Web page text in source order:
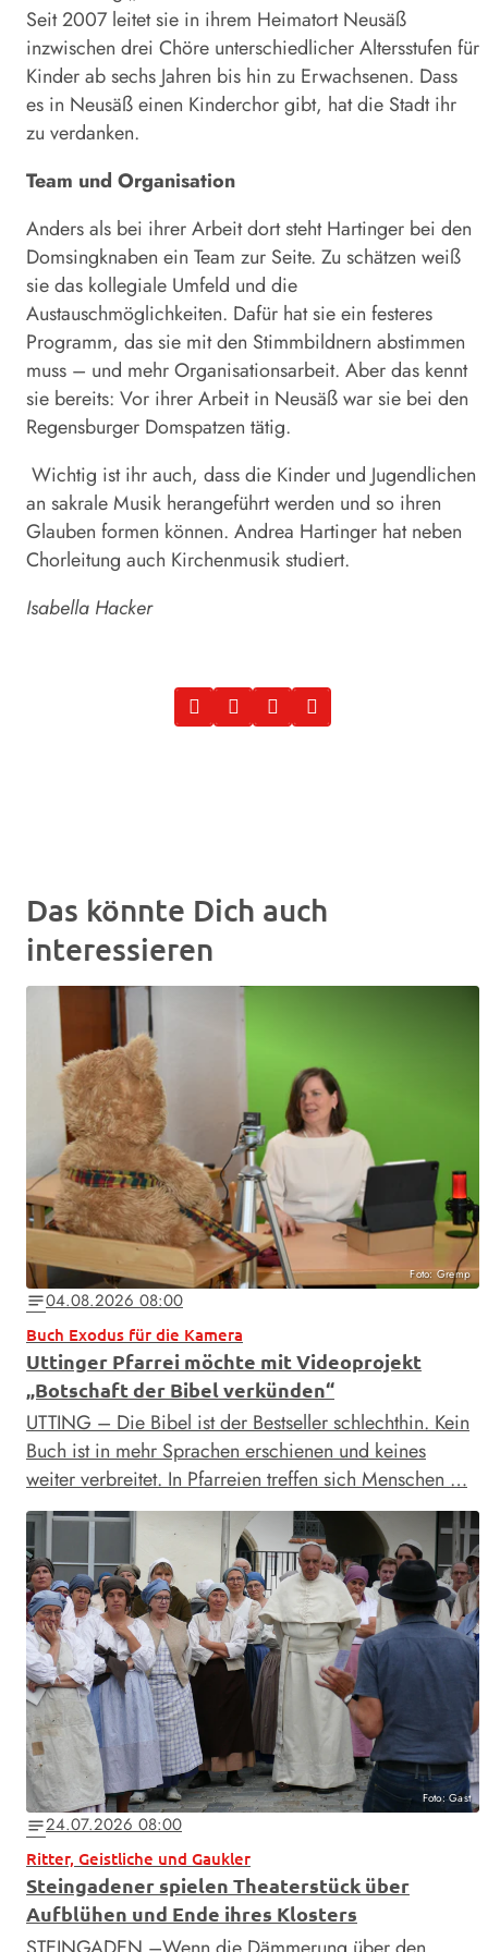
Seit 2007 leitet sie in ihrem Heimatort Neusäß
inzwischen drei Chöre unterschiedlicher Altersstufen für
Kinder ab sechs Jahren bis hin zu Erwachsenen. Dass
es in Neusäß einen Kinderchor gibt, hat die Stadt ihr
zu verdanken.
Team und Organisation
Anders als bei ihrer Arbeit dort steht Hartinger bei den
Domsingknaben ein Team zur Seite. Zu schätzen weiß
sie das kollegiale Umfeld und die
Austauschmöglichkeiten. Dafür hat sie ein festeres
Programm, das sie mit den Stimmbildnern abstimmen
muss – und mehr Organisationsarbeit. Aber das kennt
sie bereits: Vor ihrer Arbeit in Neusäß war sie bei den
Regensburger Domspatzen tätig.
Wichtig ist ihr auch, dass die Kinder und Jugendlichen
an sakrale Musik herangeführt werden und so ihren
Glauben formen können. Andrea Hartinger hat neben
Chorleitung auch Kirchenmusik studiert.
Isabella Hacker
Das könnte Dich auch
interessieren
Foto: Gremp
notes04.08.2026 08:00
Buch Exodus für die Kamera
Uttinger Pfarrei möchte mit Videoprojekt
„Botschaft der Bibel verkünden“
UTTING – Die Bibel ist der Bestseller schlechthin. Kein
Buch ist in mehr Sprachen erschienen und keines
weiter verbreitet. In Pfarreien treffen sich Menschen …
Foto: Gast
notes24.07.2026 08:00
Ritter, Geistliche und Gaukler
Steingadener spielen Theaterstück über
Aufblühen und Ende ihres Klosters